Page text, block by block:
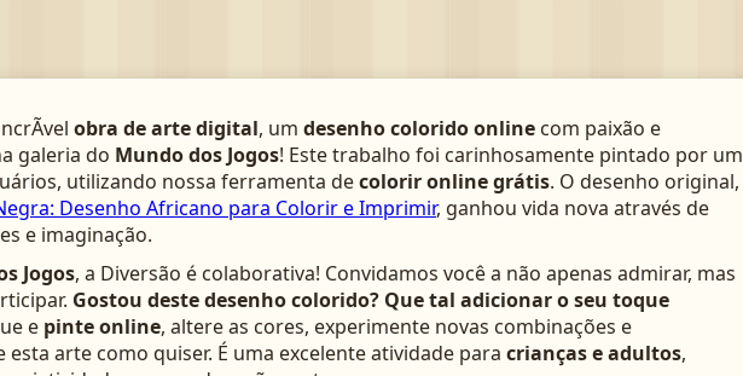
obra de arte digital, um desenho colorido online com paixão e
galeria do Mundo dos Jogos! Este trabalho foi carinhosamente pintado por um
utilizando nossa ferramenta decolorir online grátis. O desenho original,
Desenho Africano para Colorir e Imprimir, ganhou vida nova através de
e imaginação.
Jogos, a Diversão é colaborativa! Convidamos você a não apenas admirar, mas
Gostou deste desenho colorido? Que tal adicionar o seu toque
e pinte online, altere as cores, experimente novas combinações e
esta arte como quiser. É uma excelente atividade para crianças e adultos,